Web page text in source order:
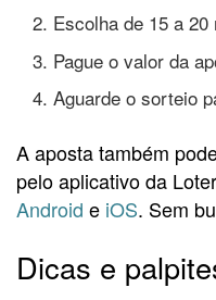
Escolha de 15 a
Pague o valor da
Aguarde o sorteio
A aposta também
pelo aplicativo da
Android e iOS. Sem
Dicas e